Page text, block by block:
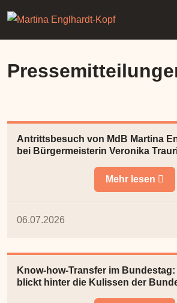
Antrittsbesuch von MdB Martina
bei Bürgermeisterin Veronika
Mehr lesen
06.07.2026
Know-how-Transfer im Bundestag:
blickt hinter die Kulissen der